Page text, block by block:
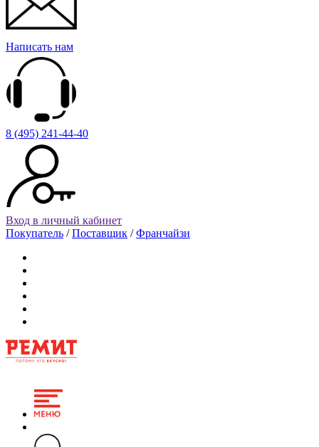
Написать нам
8 (495) 241-44-40
Вход в личный кабинет
Покупатель /Поставщик /Франчайзи